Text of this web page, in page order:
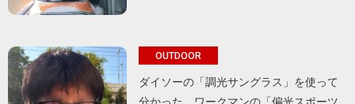
OUTDOOR
ダイソーの「調光サングラス」を使って